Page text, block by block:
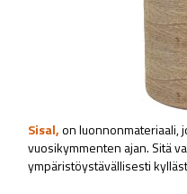
Sisal,on luonnonmateriaali,
vuosikymmenten ajan. Sitä
ympäristöystävällisesti